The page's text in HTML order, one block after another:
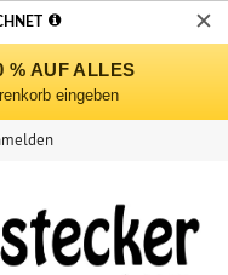
✕
% AUF ALLES
eingeben